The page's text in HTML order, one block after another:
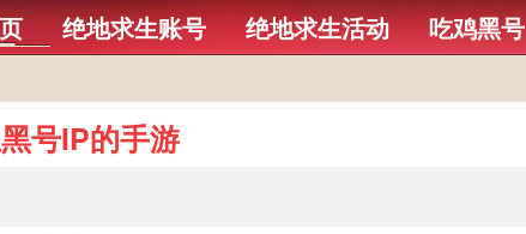
绝地求生账号 绝地求生活动 吃鸡黑号
号​IP的手游